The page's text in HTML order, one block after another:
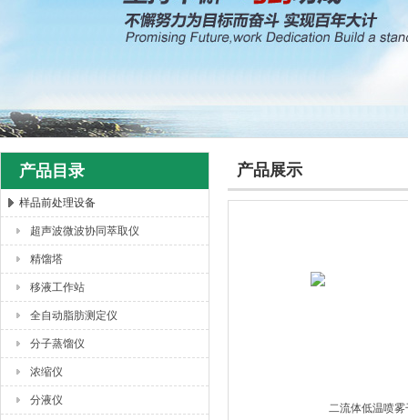
杭州川一实验仪器有限公司
产品目录
样品前处理设备
超声波微波协同萃取仪
精馏塔
移液工作站
全自动脂肪测定仪
分子蒸馏仪
浓缩仪
分液仪
产品展示